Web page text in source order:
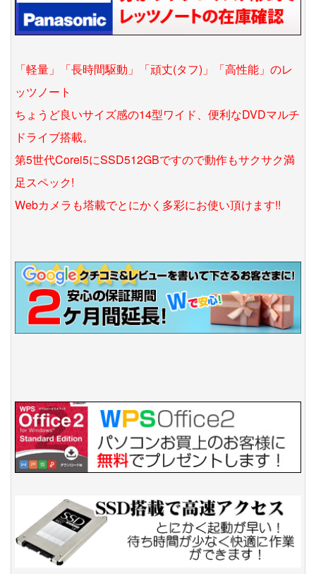
「軽量」「長時間駆動」「頑丈(タフ)」「高性能」のレ
ッツノート
ちょうど良いサイズ感の14型ワイド、便利なDVDマルチ
ドライブ搭載。
第5世代Corei5にSSD512GBですので動作もサクサク満
足スペック!
Webカメラも塔載でとにかく多彩にお使い頂けます!!